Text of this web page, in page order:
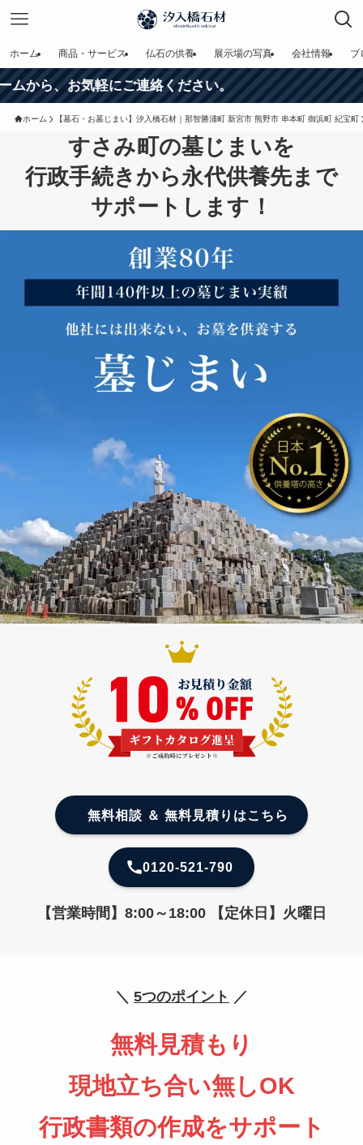
ホーム 商品・サービス 仏石の供養 展示場の写真 会社情報 ブ
にご連絡ください。
ホーム 【墓石・お墓じまい】汐入橋石材｜那智勝浦町 新宮市 熊野市 串本町 御浜町 紀宝町
すさみ町の墓じまいを
行政手続きから永代供養先まで
サポートします！
無料相談 ＆ 無料見積りはこちら
0120-521-790
【営業時間】8:00～18:00 【定休日】火曜日
＼ 5つのポイント ／
無料見積もり
現地立ち合い無しOK
行政書類の作成をサポート